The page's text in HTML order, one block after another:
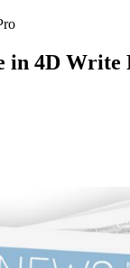
in 4D Write